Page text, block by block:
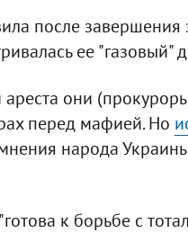
после завершения
ее "газовый"
они
перед мафией. Но
народа
к борьбе с